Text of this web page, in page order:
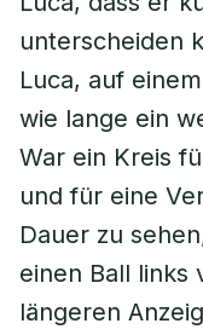
unterscheiden
Luca, auf
wie lange ein
War ein Kreis
und für eine
Dauer zu
einen Ball links
längeren